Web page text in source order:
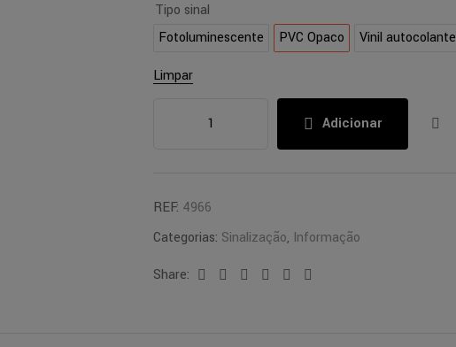
Tipo sinal
Fotoluminescente
PVC Opaco Vinil autocolante
Limpar
Adicionar
REF: 4966
Categorias: Sinalização, Informação
Share:
Facebook
TwitterLinkedinGoogle+Pinterest